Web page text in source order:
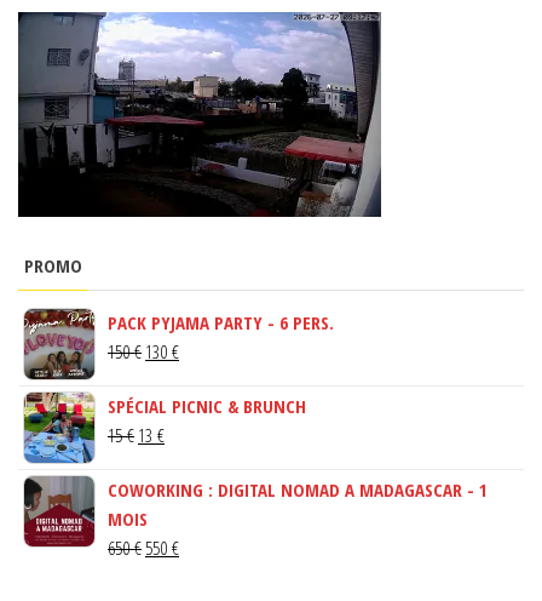
PROMO
PACK PYJAMA PARTY - 6 PERS.
150€ LE
INITIAL
ÉTAIT :
130 €LE
ACTUEL
SPÉCIAL PICNIC & BRUNCH
15€ LE
INITIAL
ÉTAIT :
15 €.
13 €LE
ACTUEL
13 €.
COWORKING : DIGITAL NOMAD A MADAGASCAR - 1
MOIS
650€ LE
550 €LE